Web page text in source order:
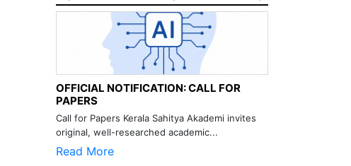
OFFICIAL NOTIFICATION: CALL FOR
PAPERS
Call for Papers Kerala Sahitya Akademi invites
original, well-researched academic...
Read More